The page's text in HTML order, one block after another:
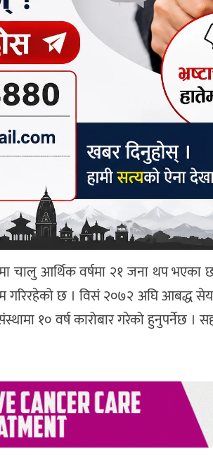
चालु आर्थिक वर्षमा २१ जना थप
गरिरहेको छ । विसं २०७२ अघि आबद्ध
१० वर्ष कारोबार गरेको हुनुपर्नेछ ।